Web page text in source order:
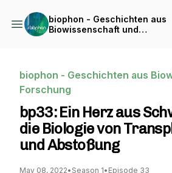
biophon - Geschichten aus
Biowissenschaft und
biophon - Geschichten aus
Forschung
bp33: Ein Herz aus
die Biologie von
und Abstoßung
May 08, 2022• Season 1• Episode 33